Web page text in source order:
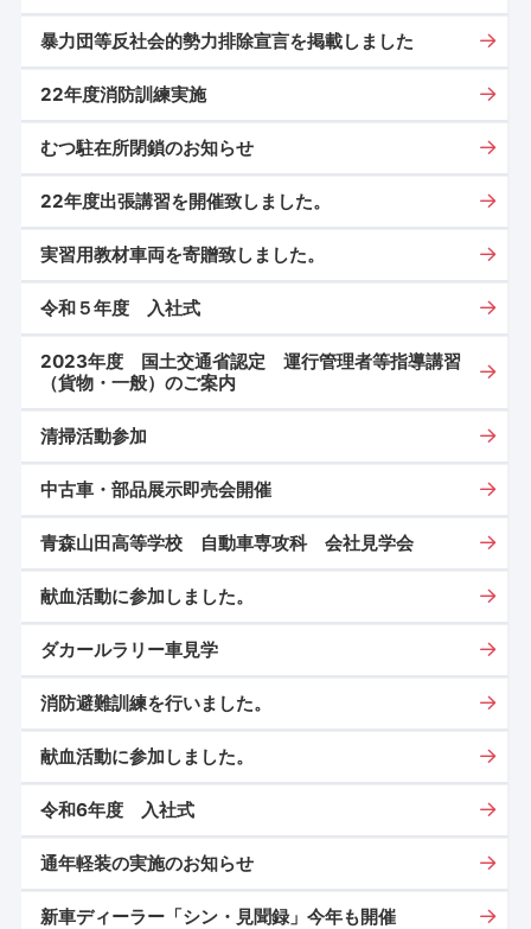
暴力団等反社会的勢力排除宣言を掲載しました
22年度消防訓練実施
むつ駐在所閉鎖のお知らせ
22年度出張講習を開催致しました。
実習用教材車両を寄贈致しました。
令和５年度 入社式
2023年度 国土交通省認定 運行管理者等指導講習
（貨物・一般）のご案内
清掃活動参加
中古車・部品展示即売会開催
青森山田高等学校 自動車専攻科 会社見学会
献血活動に参加しました。
ダカールラリー車見学
消防避難訓練を行いました。
献血活動に参加しました。
令和6年度 入社式
通年軽装の実施のお知らせ
新車ディーラー「シン・見聞録」今年も開催